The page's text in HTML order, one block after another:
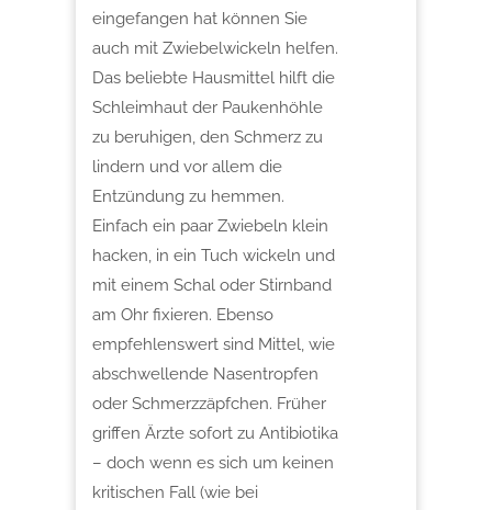
eingefangen hat können Sie
auch mit Zwiebelwickeln helfen.
Das beliebte Hausmittel hilft die
Schleimhaut der Paukenhöhle
zu beruhigen, den Schmerz zu
lindern und vor allem die
Entzündung zu hemmen.
Einfach ein paar Zwiebeln klein
hacken, in ein Tuch wickeln und
mit einem Schal oder Stirnband
am Ohr fixieren. Ebenso
empfehlenswert sind Mittel, wie
abschwellende Nasentropfen
oder Schmerzzäpfchen. Früher
griffen Ärzte sofort zu Antibiotika
– doch wenn es sich um keinen
kritischen Fall (wie bei